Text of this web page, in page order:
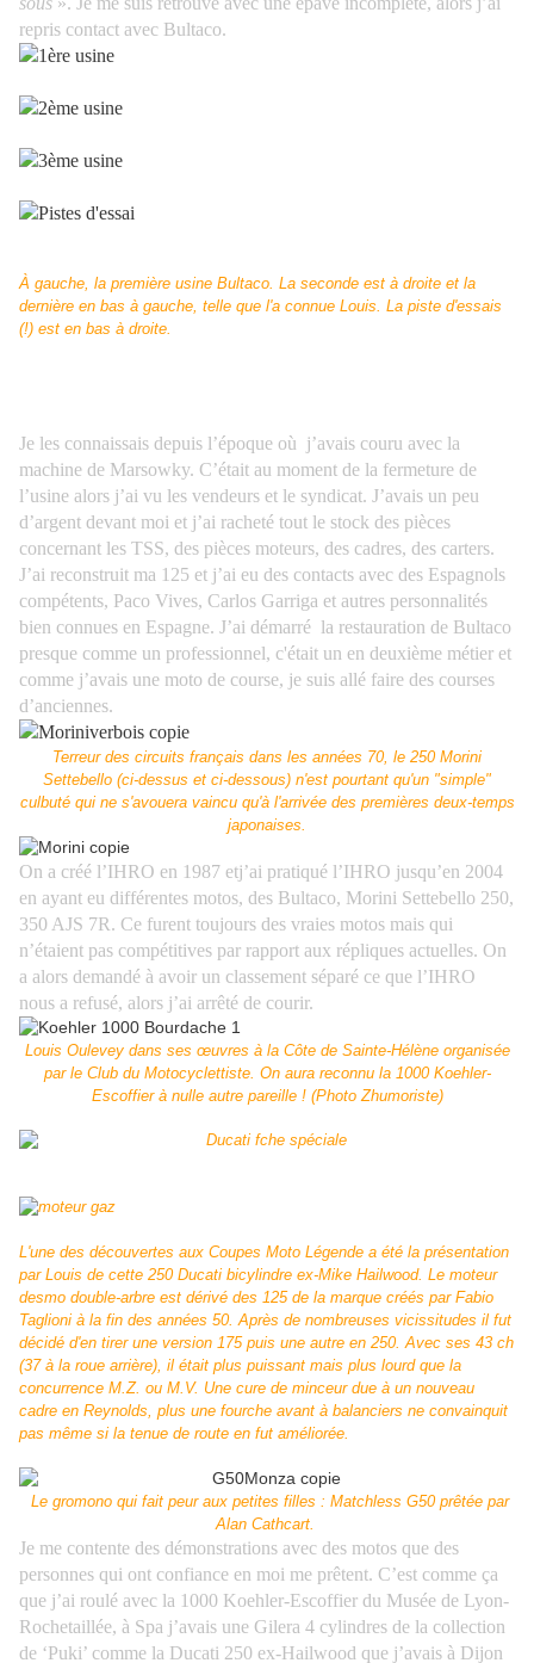
repris contact avec Bultaco.
À gauche, la première usine Bultaco. La seconde est à droite et la
dernière en bas à gauche, telle que l'a connue Louis. La piste d'essais
(!) est en bas à droite.
Je les connaissais depuis l’époque où j’avais couru avec la
machine de Marsowky. C’était au moment de la fermeture de
l’usine alors j’ai vu les vendeurs et le syndicat. J’avais un peu
d’argent devant moi et j’ai racheté tout le stock des pièces
concernant les TSS, des pièces moteurs, des cadres, des carters.
J’ai reconstruit ma 125 et j’ai eu des contacts avec des Espagnols
compétents, Paco Vives, Carlos Garriga et autres personnalités
bien connues en Espagne. J’ai démarré la restauration de Bultaco
presque comme un professionnel, c'était un en deuxième métier et
comme j’avais une moto de course, je suis allé faire des courses
d’anciennes.
Terreur des circuits français dans les années 70, le 250 Morini
Settebello (ci-dessus et ci-dessous) n'est pourtant qu'un "simple"
culbuté qui ne s'avouera vaincu qu'à l'arrivée des premières deux-temps
japonaises.
On a créé l’IHRO en 1987 etj’ai pratiqué l’IHRO jusqu’en 2004
en ayant eu différentes motos, des Bultaco, Morini Settebello 250,
350 AJS 7R. Ce furent toujours des vraies motos mais qui
n’étaient pas compétitives par rapport aux répliques actuelles. On
a alors demandé à avoir un classement séparé ce que l’IHRO
nous a refusé, alors j’ai arrêté de courir.
Louis Oulevey dans ses œuvres à la Côte de Sainte-Hélène organisée
par le Club du Motocyclettiste. On aura reconnu la 1000 Koehler-
Escoffier à nulle autre pareille ! (Photo Zhumoriste)
L'une des découvertes aux Coupes Moto Légende a été la présentation
par Louis de cette 250 Ducati bicylindre ex-Mike Hailwood. Le moteur
desmo double-arbre est dérivé des 125 de la marque créés par Fabio
Taglioni à la fin des années 50. Après de nombreuses vicissitudes il fut
décidé d'en tirer une version 175 puis une autre en 250. Avec ses 43 ch
(37 à la roue arrière), il était plus puissant mais plus lourd que la
concurrence M.Z. ou M.V. Une cure de minceur due à un nouveau
cadre en Reynolds, plus une fourche avant à balanciers ne convainquit
pas même si la tenue de route en fut améliorée.
Le gromono qui fait peur aux petites filles : Matchless G50 prêtée par
Alan Cathcart.
Je me contente des démonstrations avec des motos que des
personnes qui ont confiance en moi me prêtent. C’est comme ça
que j’ai roulé avec la 1000 Koehler-Escoffier du Musée de Lyon-
Rochetaillée, à Spa j’avais une Gilera 4 cylindres de la collection
de ‘Puki’ comme la Ducati 250 ex-Hailwood que j’avais à Dijon